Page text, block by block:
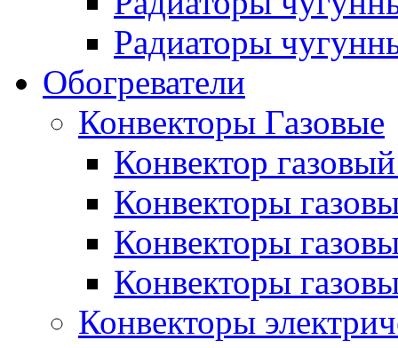
Радиаторы
Обогреватели
Конвекторы Газовые
Конвектор
Конвекторы
Конвекторы
Конвекторы
Конвекторы